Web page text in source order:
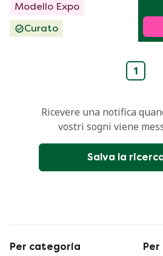
Modello Expo
Curato
1
Ricevere una notifica
vostri sogni viene
Salva la
Per categoria
Per